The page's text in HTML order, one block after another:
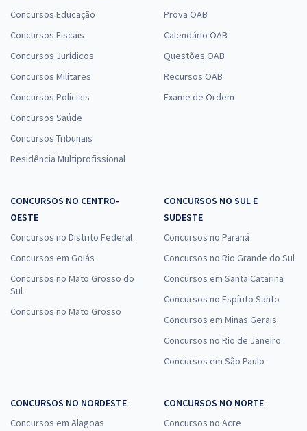
Concursos Educação
Concursos Fiscais
Concursos Jurídicos
Concursos Militares
Concursos Policiais
Concursos Saúde
Concursos Tribunais
Residência Multiprofissional
Prova OAB
Calendário OAB
Questões OAB
Recursos OAB
Exame de Ordem
CONCURSOS NO CENTRO-
OESTE
Concursos no Distrito Federal
Concursos em Goiás
Concursos no Mato Grosso do
Sul
Concursos no Mato Grosso
CONCURSOS NO SUL E
SUDESTE
Concursos no Paraná
Concursos no Rio Grande do Sul
Concursos em Santa Catarina
Concursos no Espírito Santo
Concursos em Minas Gerais
Concursos no Rio de Janeiro
Concursos em São Paulo
CONCURSOS NO NORDESTE
Concursos em Alagoas
CONCURSOS NO NORTE
Concursos no Acre